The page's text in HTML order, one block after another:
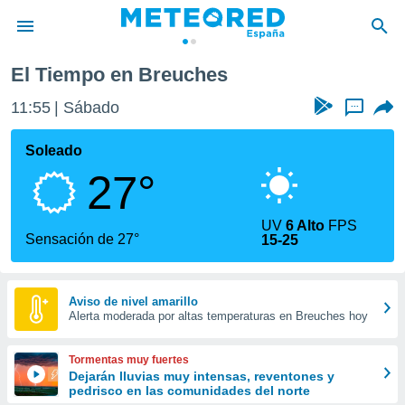
de
por
que se
calidad.
a este
las
y
forma
digital
basada
El Tiempo en Breuches
11:55 Sábado ...
Soleado
27°
Sensación de 27°
UV6 Alto FPS
15-25
Aviso de nivel amarillo
Alerta moderada por altas temperaturas en Breuches hoy
Tormentas muy fuertes
Dejarán lluvias muy intensas, reventones y
pedrisco en las comunidades del norte